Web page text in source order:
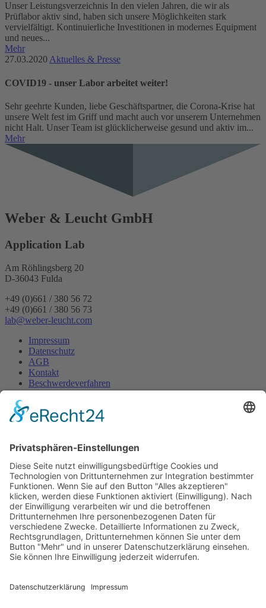
Unser Leistungsverzeichnis In den vielen Jahren, die wir als
Prüflabor aktiv sind, haben sich unsere Möglichkeiten stark
vervielfältigt. Kontinuierliche Investitionen in modernes Equipment
und neues...
Mehr
27.03.2020Aktuelles & Presse
COVID19 - unser Labor arbeitet weiter!
Sehr geehrte Kunden, liebe Geschäftspartner, die Corona-Krise hat
unsere Welt fest im Griff und macht auch vor unserem Unternehmen
nicht Halt. Unser Team ist glücklicherweise gesund und aktiv im...
Mehr
Weber & Leucht GmbH
Application Lab
Am Röhlingsberg 20
D-36043 Fulda
+49 (0)661 / 380 56 72
+49 (0)661 / 380 56 73
lab@weber-leucht.com
Impressum
Datenschutz
AGB
Kontakt
Beschwerdeverfahren
Anfahrtsplan
Wir benötigen Ihre Zustimmung, um den
OpenStreetMap-Service zu laden!
Wir verwenden OpenStreetMap, um Inhalte
einzubetten. Dieser Service kann Daten zu Ihren
Aktivitäten sammeln. Bitte lesen Sie die Details durch
und stimmen Sie der Nutzung des Service zu, um
diese Inhalte anzuzeigen.